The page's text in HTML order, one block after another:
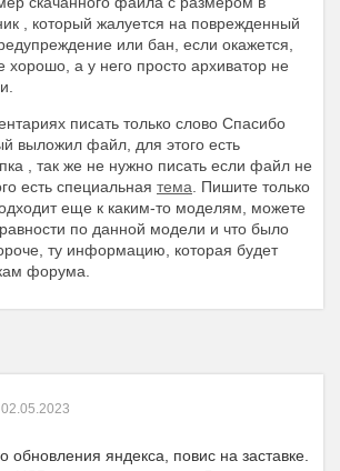
, который жалуется на поврежденный
или бан, если окажется,
хорошо, а у него просто архиватор не
писать только слово Спасибо
выложил файл, для этого есть
, так же не нужно писать если файл не
есть специальная тема . Пишите только
еще к каким-то моделям, можете
по данной модели и что было
ту информацию, которая будет
форума.
02.05.2023
обновления яндекса, повис на заставке.